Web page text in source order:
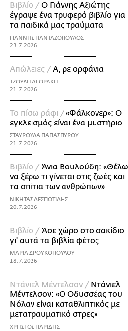
Βιβλίο /Ο Γιάννης Αξιώτης
έγραψε ένα τρυφερό βιβλίο για
τα παιδικά μας τραύματα
ΓΙΑΝΝΗΣ ΠΑΝΤΑΖΟΠΟΥΛΟΣ
23.7.2026
Απώλειες /Α, ρε ορφάνια
ΤΖΟΥΛΗ ΑΓΟΡΑΚΗ
21.7.2026
Το πίσω ράφι /«Φάλκονερ»: Ο
εγκλεισμός είναι ένα μυστήριο
ΣΤΑΥΡΟΥΛΑ ΠΑΠΑΣΠΥΡΟΥ
21.7.2026
Βιβλίο / Άνια Βουλούδη: «Θέλω
να ξέρω τι γίνεται στις ζωές και
τα σπίτια των ανθρώπων»
ΝΙΚΗΤΑΣ ΔΕΣΠΟΤΙΔΗΣ
20.7.2026
Βιβλίο / Άσε χώρο στο σακίδιο
γι' αυτά τα βιβλία φέτος
ΜΑΡΙΑ ΔΡΟΥΚΟΠΟΥΛΟΥ
18.7.2026
Ντάνιελ Μέντελσον / Ντάνιελ
Μέντελσον: «Ο Οδυσσέας του
Νόλαν είναι καταθλιπτικός με
μετατραυματικό στρες»
ΧΡΗΣΤΟΣ ΠΑΡΙΔΗΣ